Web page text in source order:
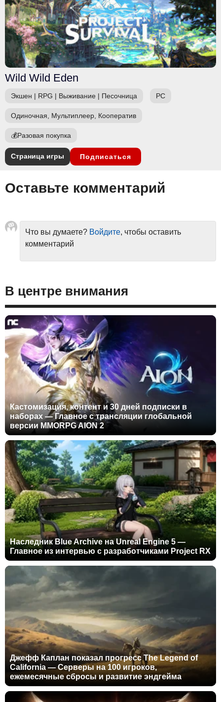
Wild Wild Eden
Экшен | RPG | Выживание | Песочница PC
Одиночная, Мультиплеер, Кооператив
💰Разовая покупка
Страница игры Подписаться
Оставьте комментарий
Что вы думаете? Войдите, чтобы оставить
комментарий
В центре внимания
Кастомизация, контент и 30 дней подписки в
наборах — Главное с трансляции глобальной
версии MMORPG AION 2
Наследник Blue Archive на Unreal Engine 5 —
Главное из интервью с разработчиками Project RX
Джефф Каплан показал прогресс The Legend of
California — Серверы на 100 игроков,
ежемесячные сбросы и развитие эндгейма